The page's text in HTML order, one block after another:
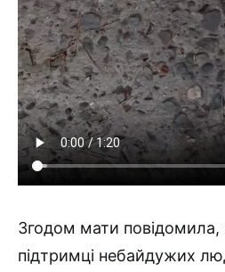
Згодом мати
підтримці небайдужих